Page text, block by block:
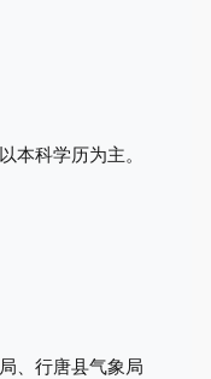
本科学历为主。
、 行唐县气象局